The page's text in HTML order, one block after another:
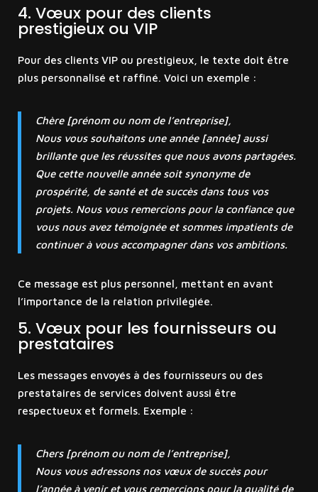
4. Vœux pour des clients
prestigieux ou VIP
Pour des clients VIP ou prestigieux, le texte doit être
plus personnalisé et raffiné. Voici un exemple :
Chère [prénom ou nom de l’entreprise],
Nous vous souhaitons une année [année] aussi
brillante que les réussites que nous avons partagées.
Que cette nouvelle année soit synonyme de
prospérité, de santé et de succès dans tous vos
projets. Nous vous remercions pour la confiance que
vous nous avez témoignée et sommes impatients de
continuer à vous accompagner dans vos ambitions.
Ce message est plus personnel, mettant en avant
l’importance de la relation privilégiée.
5. Vœux pour les fournisseurs ou
prestataires
Les messages envoyés à des fournisseurs ou des
prestataires de services doivent aussi être
respectueux et formels. Exemple :
Chers [prénom ou nom de l’entreprise],
Nous vous adressons nos vœux de succès pour
l’année à venir et vous remercions pour la qualité de